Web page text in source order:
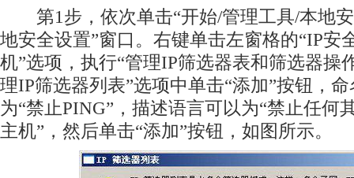
第1步，依次单击“开始/管理工具/本地安
地安全设置”窗口。右键单击左窗格的“IP安
机”选项，执行“管理IP筛选器表和筛选器操
理IP筛选器列表”选项中单击“添加”按钮，
为“禁止PING”，描述语言可以为“禁止任何
主机”，然后单击“添加”按钮，如图所示。